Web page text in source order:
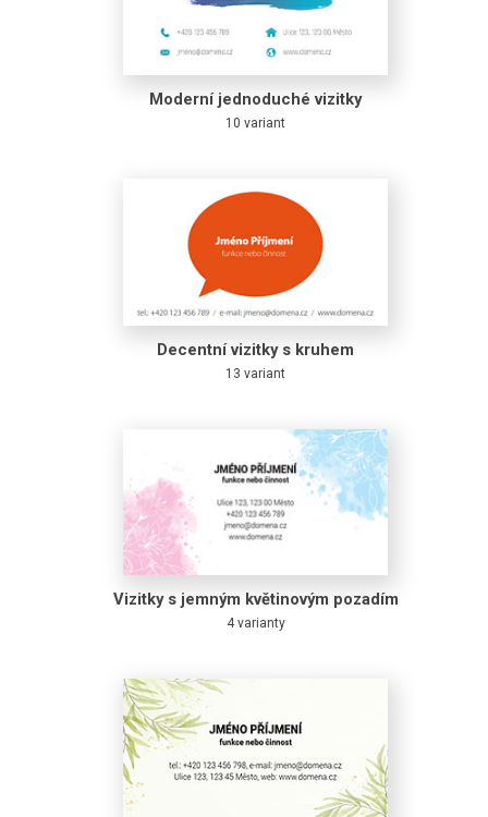
Moderní jednoduché vizitky
10 variant
Decentní vizitky s kruhem
13 variant
Vizitky s jemným květinovým pozadím
4 varianty